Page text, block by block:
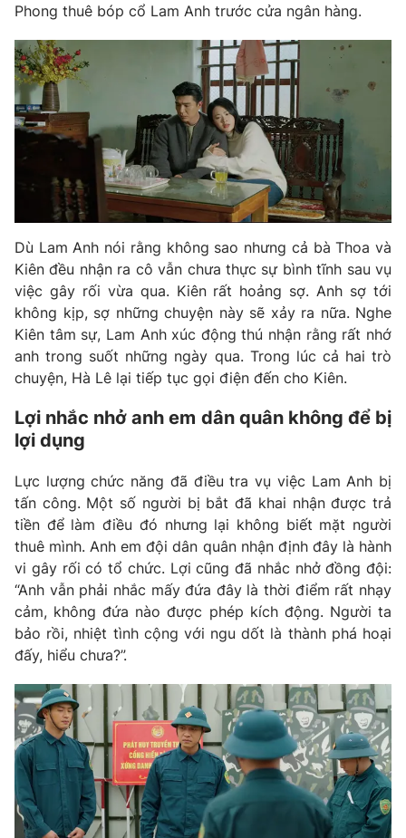
Phong thuê bóp cổ Lam Anh trước cửa ngân hàng.
Dù Lam Anh nói rằng không sao nhưng cả bà Thoa và
Kiên đều nhận ra cô vẫn chưa thực sự bình tĩnh sau vụ
việc gây rối vừa qua. Kiên rất hoảng sợ. Anh sợ tới
không kịp, sợ những chuyện này sẽ xảy ra nữa. Nghe
Kiên tâm sự, Lam Anh xúc động thú nhận rằng rất nhớ
anh trong suốt những ngày qua. Trong lúc cả hai trò
chuyện, Hà Lê lại tiếp tục gọi điện đến cho Kiên.
Lợi nhắc nhở anh em dân quân không để bị
lợi dụng
Lực lượng chức năng đã điều tra vụ việc Lam Anh bị
tấn công. Một số người bị bắt đã khai nhận được trả
tiền để làm điều đó nhưng lại không biết mặt người
thuê mình. Anh em đội dân quân nhận định đây là hành
vi gây rối có tổ chức. Lợi cũng đã nhắc nhở đồng đội:
“Anh vẫn phải nhắc mấy đứa đây là thời điểm rất nhạy
cảm, không đứa nào được phép kích động. Người ta
bảo rồi, nhiệt tình cộng với ngu dốt là thành phá hoại
đấy, hiểu chưa?”.